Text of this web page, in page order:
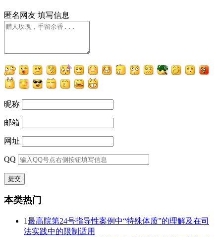
匿名网友 填写信息
昵称
邮箱
网址
QQ
本类热门
1最高院第24号指导性案例中“特殊体质”的理解及在司
法实践中的限制适用